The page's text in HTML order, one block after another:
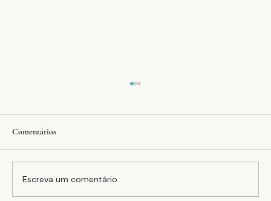
Dias Mundial da Saúde
Comentários
Escreva um comentário